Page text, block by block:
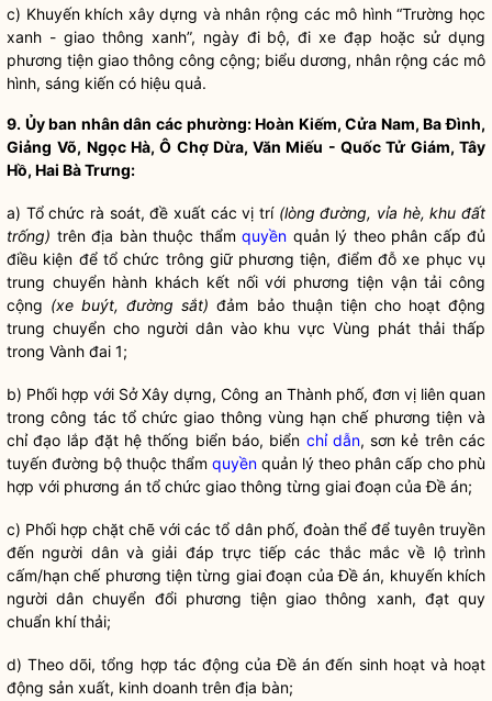
c) Khuyến khích xây dựng và nhân rộng các mô hình “Trường học
xanh - giao thông xanh”, ngày đi bộ, đi xe đạp hoặc sử dụng
phương tiện giao thông công cộng; biểu dương, nhân rộng các mô
hình, sáng kiến có hiệu quả.
9. Ủy ban nhân dân các phường: Hoàn Kiếm, Cửa Nam, Ba Đình,
Giảng Võ, Ngọc Hà, Ô Chợ Dừa, Văn Miếu - Quốc Tử Giám, Tây
Hồ, Hai Bà Trưng:
a) Tổ chức rà soát, đề xuất các vị trí (lòng đường, vỉa hè, khu đất
trống) trên địa bànthuộc thẩm quyền quản lý theo phân cấp đủ
điều kiện để tổ chức trông giữ phương tiện, điểm đỗ xe phục vụ
trung chuyển hành khách kết nối với phương tiện vận tải công
cộng (xe buýt, đường sắt)đảm bảo thuận tiện cho hoạt động
trung chuyển cho người dân vào khu vực Vùng phát thải thấp
trong Vành đai 1;
b) Phối hợp với Sở Xây dựng, Công an Thành phố, đơn vị liên quan
trongcông tác tổ chức giao thông vùng hạn chế phương tiện và
chỉ đạo lắp đặt hệ thống biển báo, biển chỉ dẫn, sơn kẻ trên các
tuyến đường bộ thuộc thẩm quyền quản lý theo phân cấp cho phù
hợp với phương án tổ chức giao thông từng giai đoạn của Đề án;
c) Phối hợp chặt chẽ với các tổ dân phố, đoàn thể để tuyên truyền
đến người dân và giải đáp trực tiếp các thắc mắc về lộ trình
cấm/hạn chế phương tiện từng giai đoạn của Đề án, khuyến khích
người dân chuyển đổi phương tiện giao thông xanh, đạt quy
chuẩn khí thải;
d) Theo dõi, tổng hợp tác động của Đề án đến sinh hoạt và hoạt
động sản xuất, kinh doanh trên địa bàn;